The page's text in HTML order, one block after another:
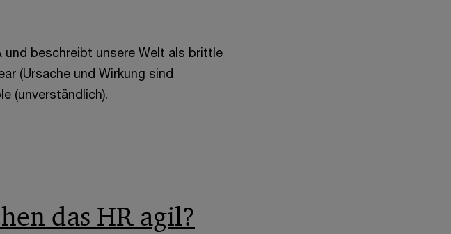
und beschreibt unsere Welt als brittle
(Ursache und Wirkung sind
(unverständlich).
das HR agil?